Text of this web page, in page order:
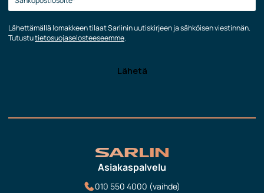
Lähettämällä lomakkeen tilaat Sarlinin uutiskirjeen ja sähköisen viestinnän.
Tutustutietosuojaselosteeseemme.
Asiakaspalvelu
010 550 4000 (vaihde)